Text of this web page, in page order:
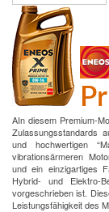
AIn diesem Premium-
Zulassungsstandards
und hochwertigen
vibrationsärmeren
und ein einzigartiges
Hybrid- und Elektro-
vorgeschrieben ist.
Leistungsfähigkeit des